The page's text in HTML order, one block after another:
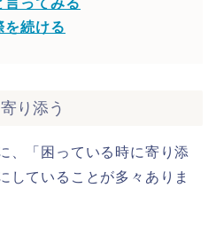
言ってみる
を続ける
り添う
、「困っている時に寄り添
していることが多々ありま